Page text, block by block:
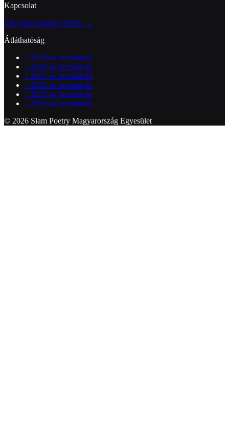
Kapcsolat
Lépj kapcsolatba velünk →
Átláthatóság
↓ 2018-as beszámoló
↓ 2020-as beszámoló
↓ 2021-es beszámoló
↓ 2022-es beszámoló
↓ 2023-as beszámoló
↓ 2024-es beszámoló
© 2026 Slam Poetry Magyarország Egyesület